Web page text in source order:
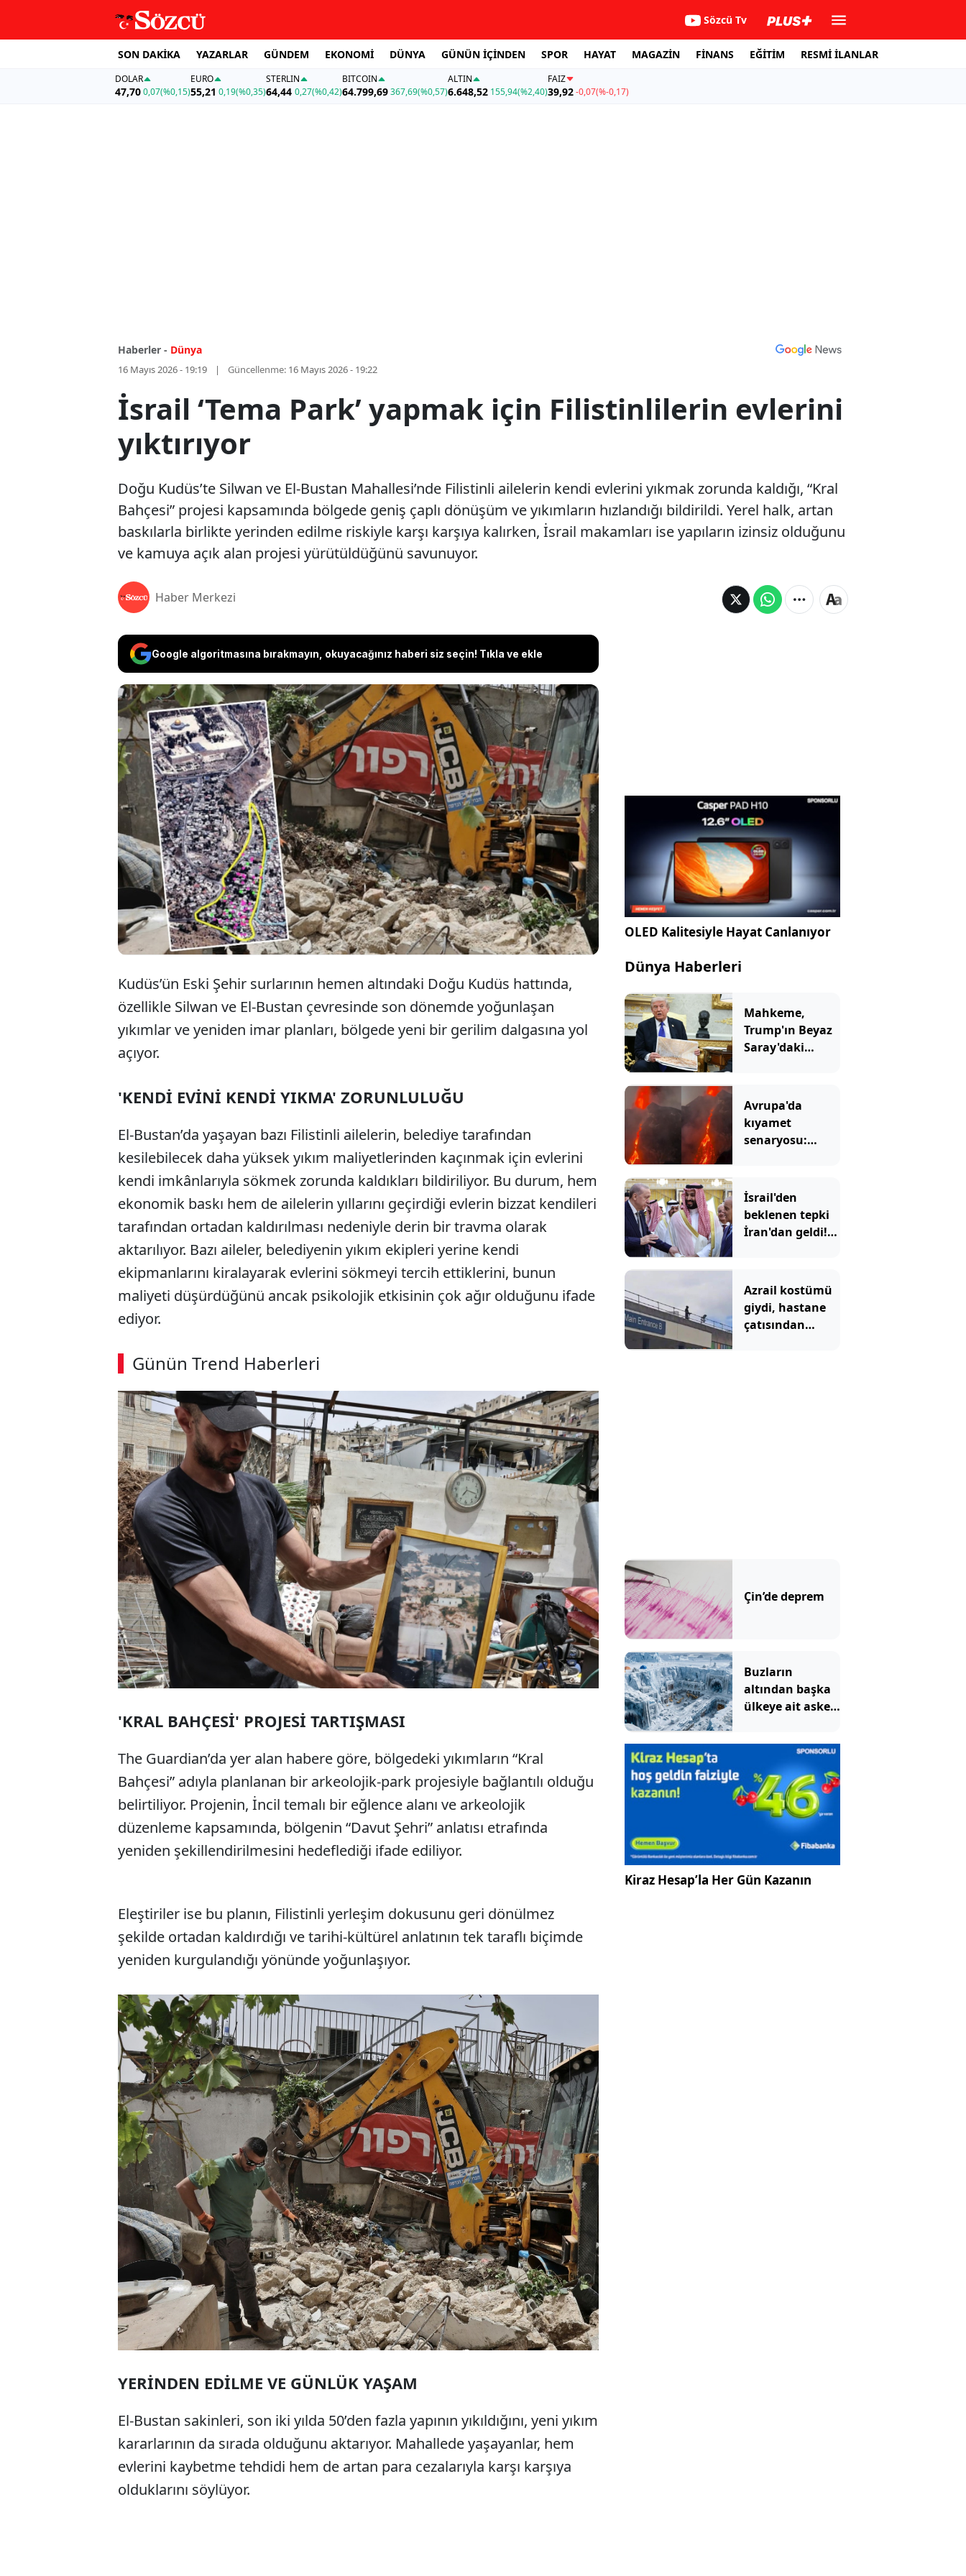
Sözcü Tv
SON DAKİKA YAZARLAR GÜNDEM EKONOMİ DÜNYA GÜNÜN İÇİNDEN SPOR HAYAT MAGAZİN FİNANS EĞİTİM RESMİ İLANLAR
DOLAR
47,700,07(%0,15)
EURO
55,21 0,19(%0,35)
STERLIN
64,44 0,27(%0,42)
BITCOIN
64.799,69367,69(%0,57)
ALTIN
6.648,52 155,94(%2,40)
FAİZ
39,92-0,07(%-0,17)
Haberler - Dünya
16 Mayıs 2026 - 19:19 Güncellenme: 16 Mayıs 2026 - 19:22
İsrail ‘Tema Park’ yapmak için Filistinlilerin evlerini
yıktırıyor
Doğu Kudüs’te Silwan ve El-Bustan Mahallesi’nde Filistinli ailelerin kendi evlerini yıkmak zorunda kaldığı, “Kral
Bahçesi” projesi kapsamında bölgede geniş çaplı dönüşüm ve yıkımların hızlandığı bildirildi. Yerel halk, artan
baskılarla birlikte yerinden edilme riskiyle karşı karşıya kalırken, İsrail makamları ise yapıların izinsiz olduğunu
ve kamuya açık alan projesi yürütüldüğünü savunuyor.
Haber Merkezi
Google algoritmasına bırakmayın, okuyacağınız haberi siz seçin! Tıkla ve ekle
Doğu Kudüs’te Silwan ve El-Bustan Mahallesi’nde Filistinli ailelerin kendi
evlerini yıkmak zorunda kaldığı, “Kral Bahçesi” projesi kapsamında
bölgede geniş çaplı dönüşüm ve yıkımların hızlandığı bildirildi. Yerel
halk, artan baskılarla birlikte yerinden edilme riskiyle karşı karşıya
kalırken, İsrail makamları ise yapıların izinsiz olduğunu ve kamuya açık
alan projesi yürütüldüğünü savunuyor.
Kudüs’ün Eski Şehir surlarının hemen altındaki Doğu Kudüs hattında,
özellikle Silwan ve El-Bustan çevresinde son dönemde yoğunlaşan
yıkımlar ve yeniden imar planları, bölgede yeni bir gerilim dalgasına yol
açıyor.
'KENDİ EVİNİ KENDİ YIKMA' ZORUNLULUĞU
El-Bustan’da yaşayan bazı Filistinli ailelerin, belediye tarafından
kesilebilecek daha yüksek yıkım maliyetlerinden kaçınmak için evlerini
kendi imkânlarıyla sökmek zorunda kaldıkları bildiriliyor. Bu durum, hem
ekonomik baskı hem de ailelerin yıllarını geçirdiği evlerin bizzat kendileri
tarafından ortadan kaldırılması nedeniyle derin bir travma olarak
aktarılıyor. Bazı aileler, belediyenin yıkım ekipleri yerine kendi
ekipmanlarını kiralayarak evlerini sökmeyi tercih ettiklerini, bunun
maliyeti düşürdüğünü ancak psikolojik etkisinin çok ağır olduğunu ifade
ediyor.
Günün Trend Haberleri
00:02 / 08:15
Sesi Aç
'KRAL BAHÇESİ' PROJESİ TARTIŞMASI
The Guardian’da yer alan habere göre, bölgedeki yıkımların “Kral
Bahçesi” adıyla planlanan bir arkeolojik-park projesiyle bağlantılı olduğu
belirtiliyor. Projenin, İncil temalı bir eğlence alanı ve arkeolojik
düzenleme kapsamında, bölgenin “Davut Şehri” anlatısı etrafında
yeniden şekillendirilmesini hedeflediği ifade ediliyor.
Eleştiriler ise bu planın, Filistinli yerleşim dokusunu geri dönülmez
şekilde ortadan kaldırdığı ve tarihi-kültürel anlatının tek taraflı biçimde
yeniden kurgulandığı yönünde yoğunlaşıyor.
YERİNDEN EDİLME VE GÜNLÜK YAŞAM
El-Bustan sakinleri, son iki yılda 50’den fazla yapının yıkıldığını, yeni yıkım
kararlarının da sırada olduğunu aktarıyor. Mahallede yaşayanlar, hem
evlerini kaybetme tehdidi hem de artan para cezalarıyla karşı karşıya
olduklarını söylüyor.
OLED Kalitesiyle Hayat Canlanıyor
Dünya Haberleri
Mahkeme,
Trump'ın Beyaz
Saray'daki
Avrupa'da
kıyamet
senaryosu:
olacak?
İsrail'den
beklenen tepki
İran'dan geldi!
Tahran'ı kızdırdı
Azrail kostümü
giydi, hastane
çatısından
Çin’de deprem
Buzların
altından başka
ülkeye ait askeri
Kiraz Hesap’la Her Gün Kazanın